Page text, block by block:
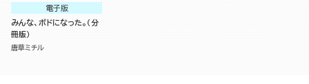
電子版
みんな、ボドになった。（分
冊版）
唐草ミチル